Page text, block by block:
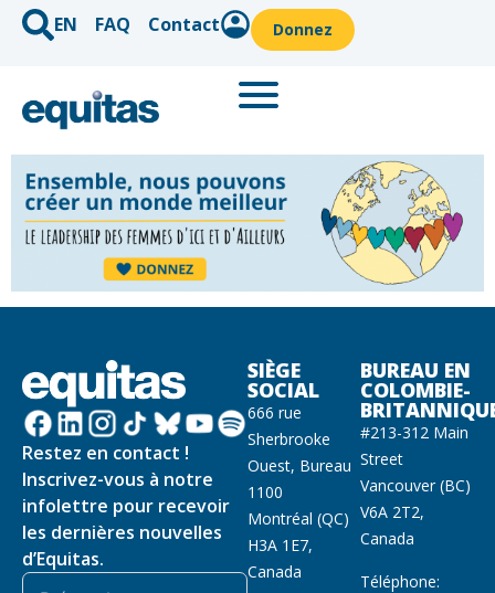
EN FAQ Contact Donnez
Restez en contact !
Inscrivez-vous à notre
infolettre pour recevoir
les dernières nouvelles
d’Equitas.
SIÈGE
SOCIAL
666 rue
Sherbrooke
Ouest, Bureau
1100
Montréal (QC)
H3A 1E7,
Canada
BUREAU EN
COLOMBIE-
#213-312 Main
Street
Vancouver (BC)
V6A 2T2,
Canada
Téléphone: